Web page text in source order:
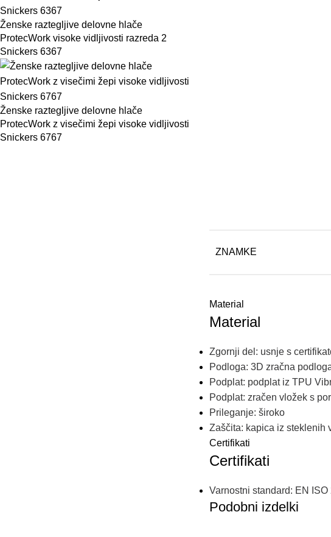
Ženske raztegljive delovne hlače
ProtecWork visoke vidljivosti razreda 2
Snickers 6367
Ženske raztegljive delovne hlače
ProtecWork z visečimi žepi visoke vidljivosti
Snickers 6767
ZNAMKE
Material
Material
Zgornji del : usnje s
Podloga: 3D zračna
Podplat: podplat iz TPU
Podplat: zračen vložek s
Prileganje: široko
Zaščita: kapica iz steklenih
Certifikati
Certifikati
Varnostni standard: EN ISO
Podobni izdelki